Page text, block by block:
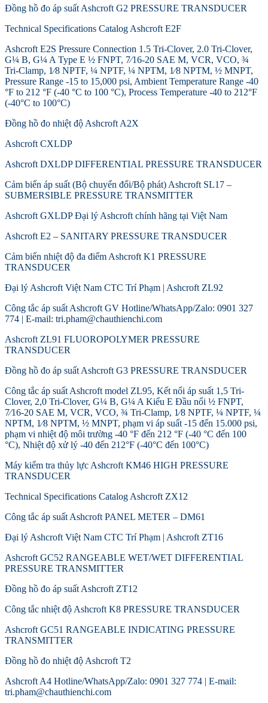
Đồng hồ đo áp suất Ashcroft G2 PRESSURE TRANSDUCER
Technical Specifications Catalog Ashcroft E2F
Ashcroft E2S Pressure Connection 1.5 Tri-Clover, 2.0 Tri-Clover,
G¼ B, G¼ A Type E ½ FNPT, 7⁄16-20 SAE M, VCR, VCO, ¾
Tri-Clamp, 1⁄8 NPTF, ¼ NPTF, ¼ NPTM, 1⁄8 NPTM, ½ MNPT,
Pressure Range -15 to 15,000 psi, Ambient Temperature Range -40
°F to 212 °F (-40 °C to 100 °C), Process Temperature -40 to 212°F
(-40°C to 100°C)
Đồng hồ đo nhiệt độ Ashcroft A2X
Ashcroft CXLDP
Ashcroft DXLDP DIFFERENTIAL PRESSURE TRANSDUCER
Cảm biến áp suất (Bộ chuyển đổi/Bộ phát) Ashcroft SL17 –
SUBMERSIBLE PRESSURE TRANSMITTER
Ashcroft GXLDP Đại lý Ashcroft chính hãng tại Việt Nam
Ashcroft E2 – SANITARY PRESSURE TRANSDUCER
Cảm biến nhiệt độ đa điểm Ashcroft K1 PRESSURE
TRANSDUCER
Đại lý Ashcroft Việt Nam CTC Trí Phạm | Ashcroft ZL92
Công tắc áp suất Ashcroft GV Hotline/WhatsApp/Zalo: 0901 327
774 | E-mail: tri.pham@chauthienchi.com
Ashcroft ZL91 FLUOROPOLYMER PRESSURE
TRANSDUCER
Đồng hồ đo áp suất Ashcroft G3 PRESSURE TRANSDUCER
Công tắc áp suất Ashcroft model ZL95, Kết nối áp suất 1,5 Tri-
Clover, 2,0 Tri-Clover, G¼ B, G¼ A Kiểu E Đầu nối ½ FNPT,
7⁄16-20 SAE M, VCR, VCO, ¾ Tri-Clamp, 1⁄8 NPTF, ¼ NPTF, ¼
NPTM, 1⁄8 NPTM, ½ MNPT, phạm vi áp suất -15 đến 15.000 psi,
phạm vi nhiệt độ môi trường -40 °F đến 212 °F (-40 °C đến 100
°C), Nhiệt độ xử lý -40 đến 212°F (-40°C đến 100°C)
Máy kiểm tra thủy lực Ashcroft KM46 HIGH PRESSURE
TRANSDUCER
Technical Specifications Catalog Ashcroft ZX12
Công tắc áp suất Ashcroft PANEL METER – DM61
Đại lý Ashcroft Việt Nam CTC Trí Phạm | Ashcroft ZT16
Ashcroft GC52 RANGEABLE WET/WET DIFFERENTIAL
PRESSURE TRANSMITTER
Đồng hồ đo áp suất Ashcroft ZT12
Công tắc nhiệt độ Ashcroft K8 PRESSURE TRANSDUCER
Ashcroft GC51 RANGEABLE INDICATING PRESSURE
TRANSMITTER
Đồng hồ đo nhiệt độ Ashcroft T2
Ashcroft A4 Hotline/WhatsApp/Zalo: 0901 327 774 | E-mail:
tri.pham@chauthienchi.com